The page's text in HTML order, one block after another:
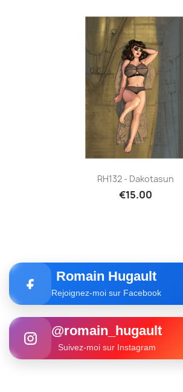
RH132 - Dakotasun
€15.00
Romain Hugault
Rejoignez-moi sur Facebook
@romain_hugault
Suivez-moi sur Instagram